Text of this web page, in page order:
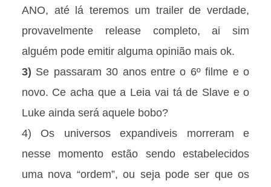
ANO, até lá teremos um trailer de verdade,
provavelmente release completo, ai sim
alguém pode emitir alguma opinião mais ok.
3) Se passaram 30 anos entre o 6º filme e o
novo. Ce acha que a Leia vai tá de Slave e o
Luke ainda será aquele bobo?
4) Os universos expandiveis morreram e
nesse momento estão sendo estabelecidos
uma nova “ordem”, ou seja pode ser que os